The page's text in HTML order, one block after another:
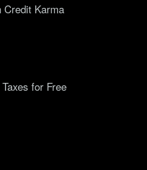
Credit Karma
for Free